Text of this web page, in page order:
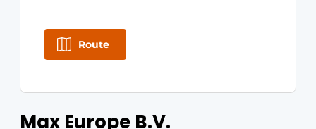
Max Europe B.V.
Route